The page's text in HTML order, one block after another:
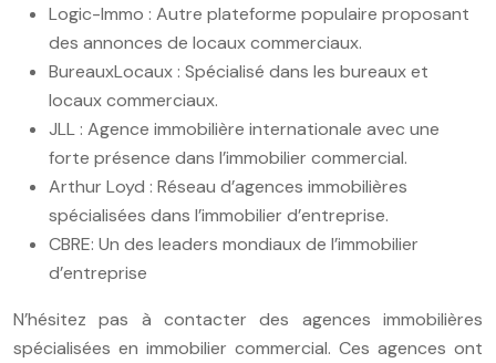
Logic-Immo : Autre plateforme populaire proposant
des annonces de locaux commerciaux.
BureauxLocaux : Spécialisé dans les bureaux et
locaux commerciaux.
JLL : Agence immobilière internationale avec une
forte présence dans l’immobilier commercial.
Arthur Loyd : Réseau d’agences immobilières
spécialisées dans l’immobilier d’entreprise.
CBRE: Un des leaders mondiaux de l’immobilier
d’entreprise
N’hésitez pas à contacter des agences immobilières
spécialisées en immobilier commercial. Ces agences ont